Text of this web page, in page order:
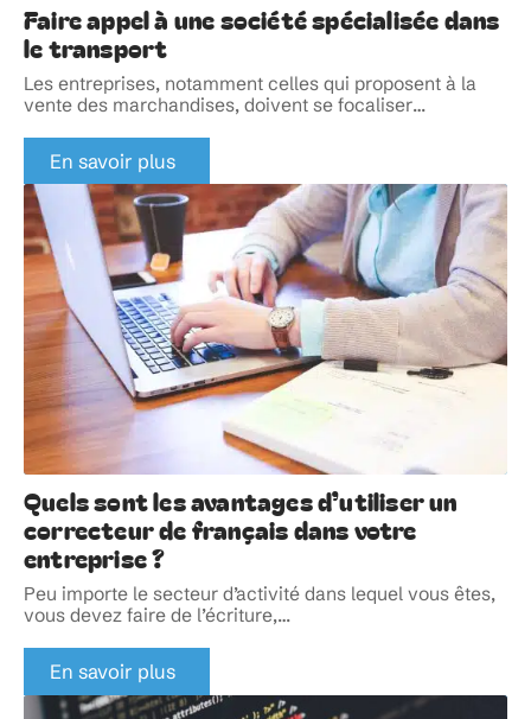
Faire appel à une société spécialisée dans
le transport
Les entreprises, notamment celles qui proposent à la
vente des marchandises, doivent se focaliser…
En savoir plus
Quels sont les avantages d’utiliser un
correcteur de français dans votre
entreprise ?
Peu importe le secteur d’activité dans lequel vous êtes,
vous devez faire de l’écriture,…
En savoir plus